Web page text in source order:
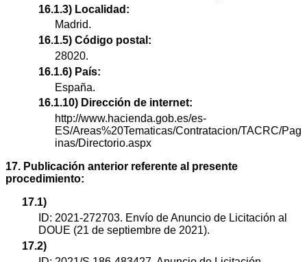
16.1.3) Localidad:
Madrid.
16.1.5) Código postal:
28020.
16.1.6) País:
España.
16.1.10) Dirección de internet:
http://www.hacienda.gob.es/es-
ES/Areas%20Tematicas/Contratacion/TACRC/Pag
inas/Directorio.aspx
17. Publicación anterior referente al presente
procedimiento:
17.1)
ID: 2021-272703. Envío de Anuncio de Licitación al
DOUE (21 de septiembre de 2021).
17.2)